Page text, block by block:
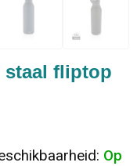
staal fliptop
Op